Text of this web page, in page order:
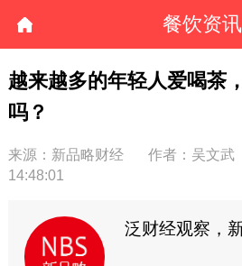
餐饮资讯
越来越多的年轻人爱喝茶
吗？
来源：新品略财经 作者：吴文武
14:48:01
泛财经观察，